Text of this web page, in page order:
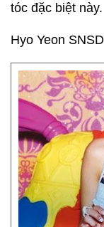
tóc đặc biệt này.
Hyo Yeon SNSD